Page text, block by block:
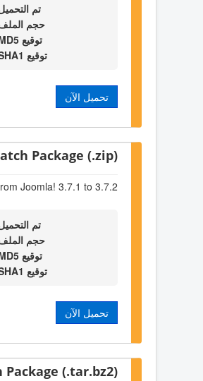
تم
حجم
توقيع MD5
توقيع SHA1
تحميل الآن
Package (.zip)
Joomla! 3.7.1 to 3.7.2
تم
حجم
توقيع MD5
توقيع SHA1
تحميل الآن
Package (.tar.bz2)